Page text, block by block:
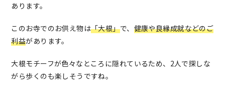
あります。
このお寺でのお供え物は「大根」で、 健康や良縁成就などのご
利益があります。
大根モチーフが色々なところに隠れているため、2人で探しな
がら歩くのも楽しそうですね。